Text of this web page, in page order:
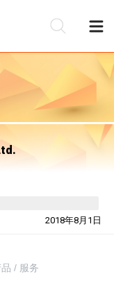
2018年8月1日
品 / 服务